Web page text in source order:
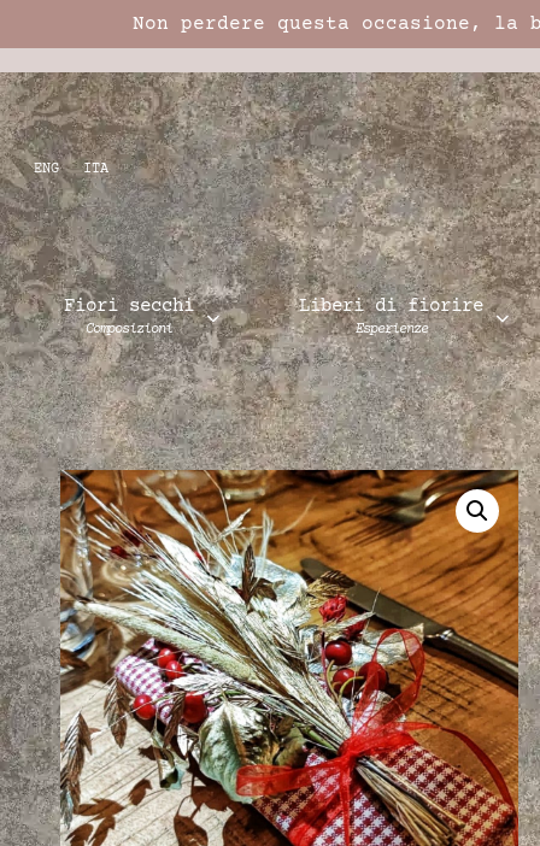
Non perdere questa occasione,
ENG ITA
Fiori secchi
Composizioni
Liberi di fiorire
Esperienze